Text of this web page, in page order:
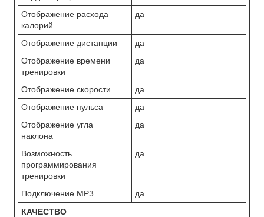
Отображение расхода
калорий
да
Отображение дистанции
да
Отображение времени
тренировки
да
Отображение скорости
да
Отображение пульса
да
Отображение угла
наклона
да
Возможность
программирования
тренировки
да
Подключение MP3
да
КАЧЕСТВО